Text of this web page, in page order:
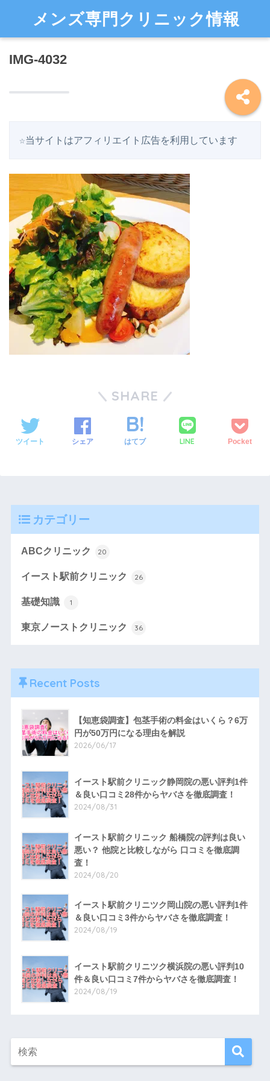
メンズ専門クリニック情報
IMG-4032
☆当サイトはアフィリエイト広告を利用しています
SHARE
ツイート シェア はてブ LINE Pocket
カテゴリー
ABCクリニック 20
イースト駅前クリニック 26
基礎知識 1
東京ノーストクリニック 36
Recent Posts
【知恵袋調査】包茎手術の料金はいくら？6万
円が50万円になる理由を解説
2026/06/17
イースト駅前クリニック静岡院の悪い評判1件
＆良い口コミ28件からヤバさを徹底調査！
2024/08/31
イースト駅前クリニック 船橋院の評判は良い
悪い？ 他院と比較しながら 口コミを徹底調
査！
2024/08/20
イースト駅前クリニツク岡山院の悪い評判1件
＆良い口コミ3件からヤバさを徹底調査！
2024/08/19
イースト駅前クリニツク横浜院の悪い評判10
件＆良い口コミ7件からヤバさを徹底調査！
2024/08/19